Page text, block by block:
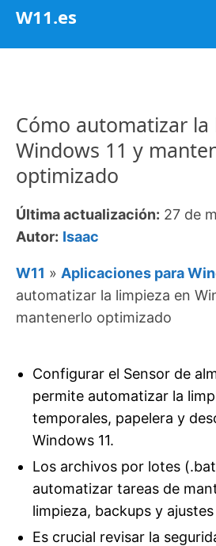
Saltar
W11.es
Cómo automatizar la
Windows 11 y
optimizado
Última actualización: 27 de
Autor: Isaac
W11 » Aplicaciones para
automatizar la limpieza en
mantenerlo optimizado
Configurar el Sensor de
permite automatizar la
temporales, papelera y
Windows 11.
Los archivos por lotes
automatizar tareas de
limpieza, backups y
Es crucial revisar la